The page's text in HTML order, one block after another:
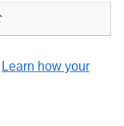
Learn how your